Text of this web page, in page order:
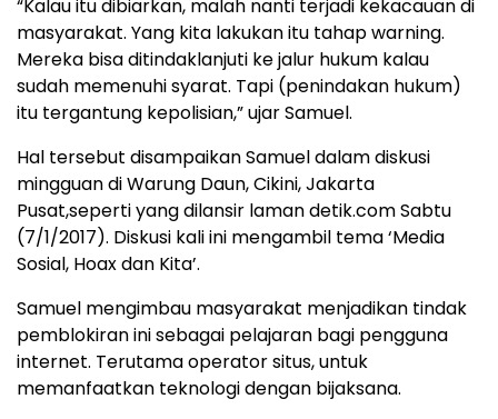
“Kalau itu dibiarkan, malah nanti terjadi kekacauan di
masyarakat. Yang kita lakukan itu tahap warning.
Mereka bisa ditindaklanjuti ke jalur hukum kalau
sudah memenuhi syarat. Tapi (penindakan hukum)
itu tergantung kepolisian,” ujar Samuel.
Hal tersebut disampaikan Samuel dalam diskusi
mingguan di Warung Daun, Cikini, Jakarta
Pusat,seperti yang dilansir laman detik.com Sabtu
(7/1/2017). Diskusi kali ini mengambil tema ‘Media
Sosial, Hoax dan Kita’.
Samuel mengimbau masyarakat menjadikan tindak
pemblokiran ini sebagai pelajaran bagi pengguna
internet. Terutama operator situs, untuk
memanfaatkan teknologi dengan bijaksana.